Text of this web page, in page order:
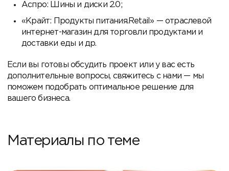
Аспро: Шины и диски 2.0;
«Крайт: Продукты питания.Retail» — отраслевой
интернет-магазин для торговли продуктами и
доставки еды и др.
Если вы готовы обсудить проект или у вас есть
дополнительные вопросы, свяжитесь с нами — мы
поможем подобрать оптимальное решение для
вашего бизнеса.
Материалы по теме